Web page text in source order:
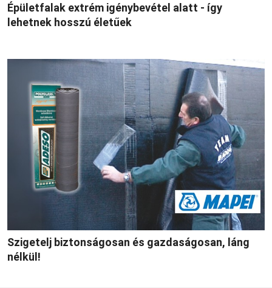
Épületfalak extrém igénybevétel alatt - így
lehetnek hosszú életűek
Szigetelj biztonságosan és gazdaságosan, láng
nélkül!